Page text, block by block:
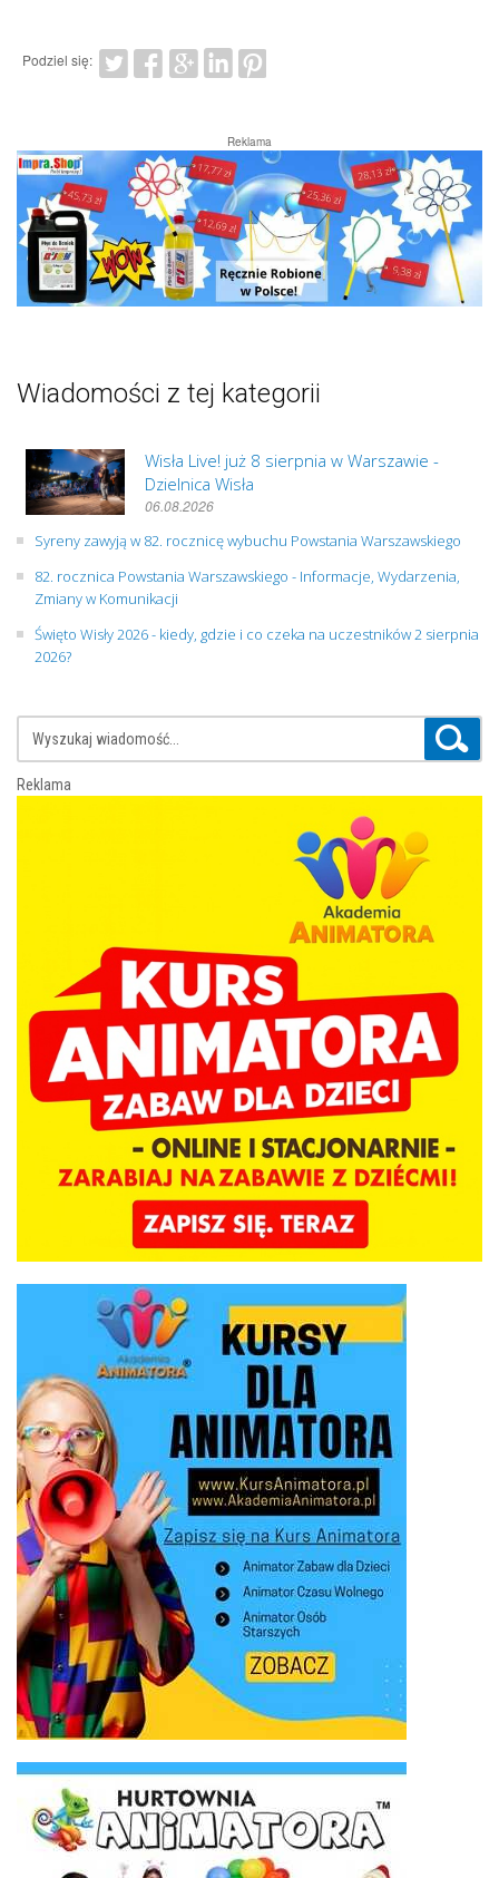
Podziel się:
Reklama
Wiadomości z tej kategorii
Wisła Live! już 8 sierpnia w Warszawie -
Dzielnica Wisła
06.08.2026
Syreny zawyją w 82. rocznicę wybuchu Powstania Warszawskiego
82. rocznica Powstania Warszawskiego - Informacje, Wydarzenia,
Zmiany w Komunikacji
Święto Wisły 2026 - kiedy, gdzie i co czeka na uczestników 2 sierpnia
2026?
Reklama